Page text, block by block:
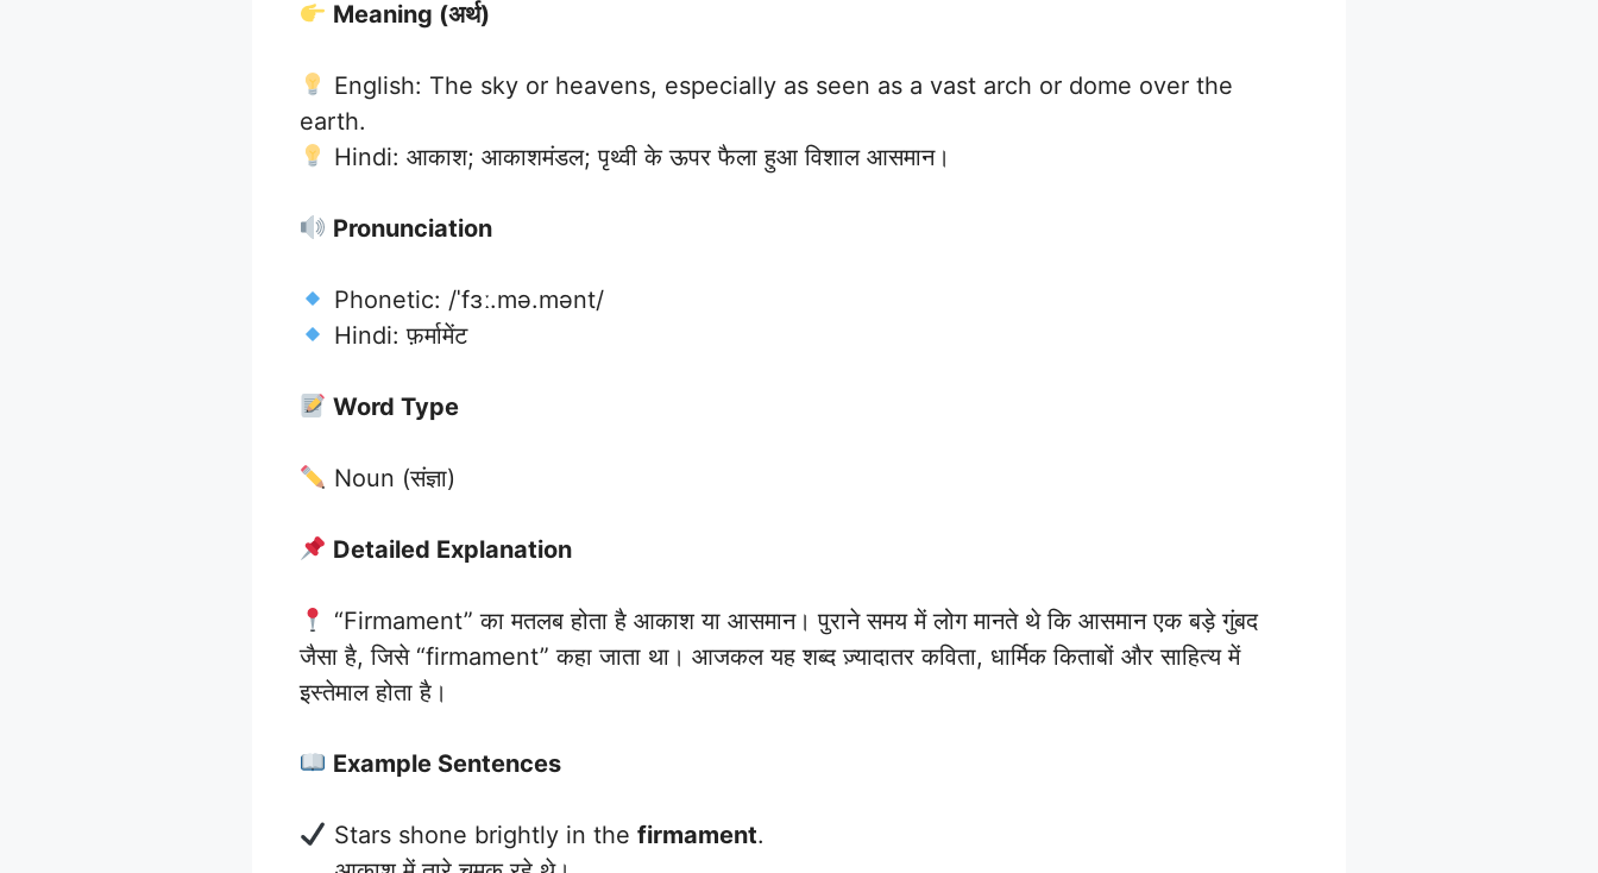
Meaning (अर्थ)
English: The sky or heavens, especially as seen as a vast arch or dome over the
earth.
Hindi: आकाश; आकाशमंडल; पृथ्वी के ऊपर फैला हुआ विशाल आसमान।
Pronunciation
Phonetic: /ˈfɜː.mə.mənt/
Hindi: फ़र्मामेंट
Word Type
Noun (संज्ञा)
Detailed Explanation
“Firmament” का मतलब होता है आकाश या आसमान। पुराने समय में लोग मानते थे कि आसमान एक बड़े गुंबद
जैसा है, जिसे “firmament” कहा जाता था। आजकल यह शब्द ज़्यादातर कविता, धार्मिक किताबों और साहित्य में
इस्तेमाल होता है।
Example Sentences
Stars shone brightly in the firmament.